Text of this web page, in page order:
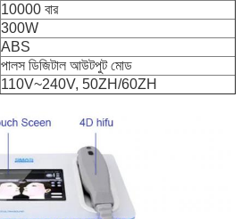
10000 বার
300W
ABS
পালস ডিজিটাল আউটপুট মোড
110V~240V, 50ZH/60ZH